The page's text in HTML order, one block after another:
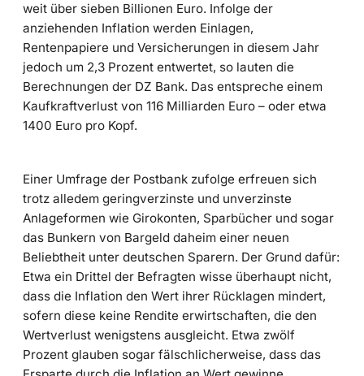
weit über sieben Billionen Euro. Infolge der
anziehenden Inflation werden Einlagen,
Rentenpapiere und Versicherungen in diesem Jahr
jedoch um 2,3 Prozent entwertet, so lauten die
Berechnungen der DZ Bank. Das entspreche einem
Kaufkraftverlust von 116 Milliarden Euro – oder etwa
1400 Euro pro Kopf.
Einer Umfrage der Postbank zufolge erfreuen sich
trotz alledem geringverzinste und unver­zinste
Anlageformen wie Girokonten, Sparbücher und sogar
das Bunkern von Bargeld daheim einer neuen
Beliebtheit unter deutschen Sparern. Der Grund dafür:
Etwa ein Drittel der Befragten wisse überhaupt nicht,
dass die Inflation den Wert ihrer Rücklagen mindert,
sofern diese keine Rendite erwirtschaften, die den
Wertverlust wenigstens ausgleicht. Etwa zwölf
Prozent glauben sogar fälschlicherweise, dass das